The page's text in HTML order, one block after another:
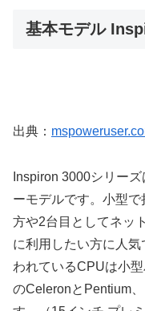
基本モデル
出典：
Inspiron 3000シリー
ーモデルです。小型
方や2台目としてネッ
に利用したい方に人
われているCPUは小
のCeleronとPentium